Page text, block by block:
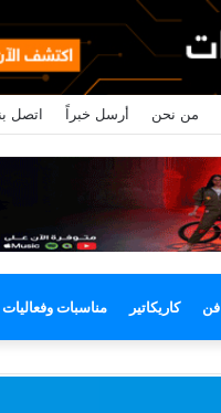
من نحن أرسل خبراً اتصل
فن كاريكاتير مناسبات وفعاليات